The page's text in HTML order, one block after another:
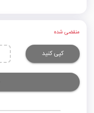
منقضی شده
کپی کنید